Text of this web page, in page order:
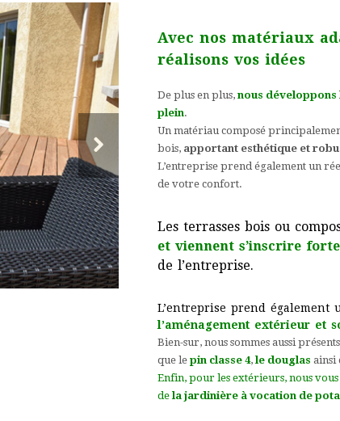
Avec nos matériaux
réalisons vos idées
De plus en plus,nous
plein.
Un matériau composé
bois, apportant esthétique et
L’entreprise prend également un
de votre confort.
Les terrasses bois ou
et viennent s’inscrire
de l’entreprise.
L’entreprise prend
l’aménagement extérieur et
Bien-sur, nous sommes aussi
que lepin classe 4,le douglas ainsi
Enfin, pour les extérieurs, nous
dela jardinière à vocation de